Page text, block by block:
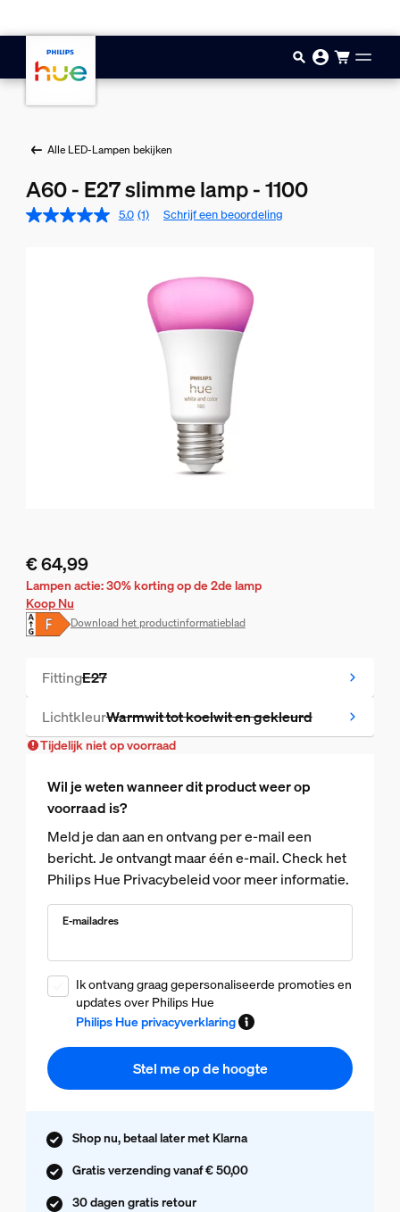
Alle LED-Lampen bekijken
A60 - E27 slimme lamp - 1100
5.0 (1) Schrijf een beoordeling
De huidige prijs is € 64,99
€ 64,99
Lampen actie: 30% korting op de 2de lamp
Koop Nu
Download het productinformatieblad
FittingE27
Tijdelijk niet op voorraad
LichtkleurWarmwit tot koelwit en gekleurd
Tijdelijk niet op voorraad
Tijdelijk niet op voorraad
Wil je weten wanneer dit product weer op
voorraad is?
Meld je dan aan en ontvang per e-mail een
bericht. Je ontvangt maar één e-mail. Check het
Philips Hue Privacybeleid voor meer informatie.
E-mailadres
Ik ontvang graag gepersonaliseerde promoties en
updates over Philips Hue
Philips Hue privacyverklaring
Stel me op de hoogte
Shop nu, betaal later met Klarna
Gratis verzending vanaf € 50,00
30 dagen gratis retour